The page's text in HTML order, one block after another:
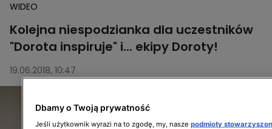
WIDEO
Kolejna niespodzianka dla uczestników
"Dorota inspiruje" i... ekipy Doroty!
19.06.2018, 10:47
Dbamy o Twoją prywatność
Jeśli użytkownik wyrazi na to zgodę, my, nasze podmioty